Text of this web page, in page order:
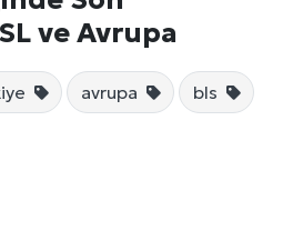
ve Avrupa
avrupa bls